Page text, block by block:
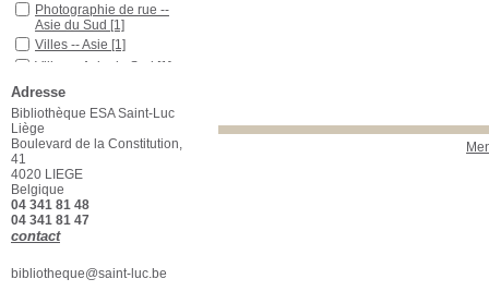
Photographie de rue --
Asie du Sud [1]
Villes -- Asie [1]
Villes -- Asie du Sud [1]
Localisation
ESA Saint-Luc[1]
Section
Adresse
Bibliothèque ESA Saint-Luc
Liège
Boulevard de la Constitution,
41
4020 LIEGE
Belgique
04 341 81 48
04 341 81 47
contact
bibliotheque@saint-luc.be